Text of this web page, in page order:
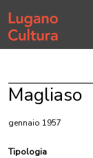
Home page
Magliaso
gennaio 1957
Tipologia